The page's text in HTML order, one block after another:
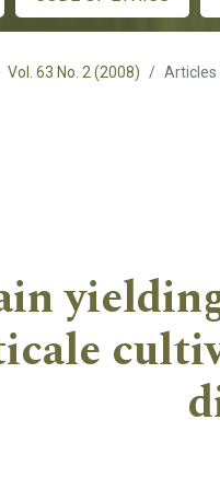
Vol. 63 No. 2 (2008) Articles